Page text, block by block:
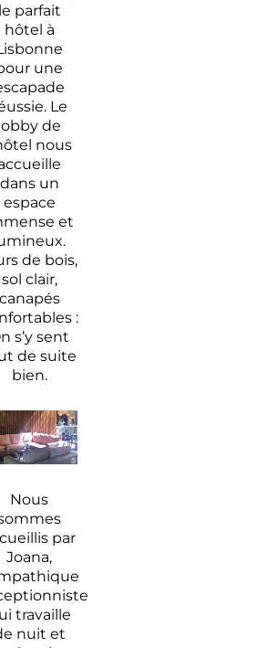
le parfait
hôtel à
une
Le
de
nous
dans un
espace
et
de bois,
sol clair,
canapés
:
s’y sent
de suite
bien.
Nous
par
Joana,
travaille
nuit et